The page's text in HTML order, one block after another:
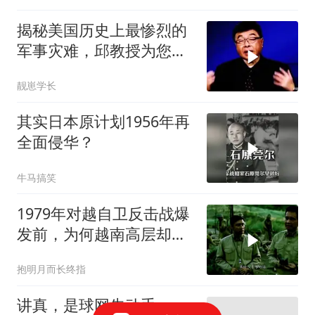
揭秘美国历史上最惨烈的
军事灾难，邱教授为您详
靓崽学长
其实日本原计划1956年再
全面侵华？
牛马搞笑
1979年对越自卫反击战爆
发前，为何越南高层却集
抱明月而长终指
讲真，是球网先动手